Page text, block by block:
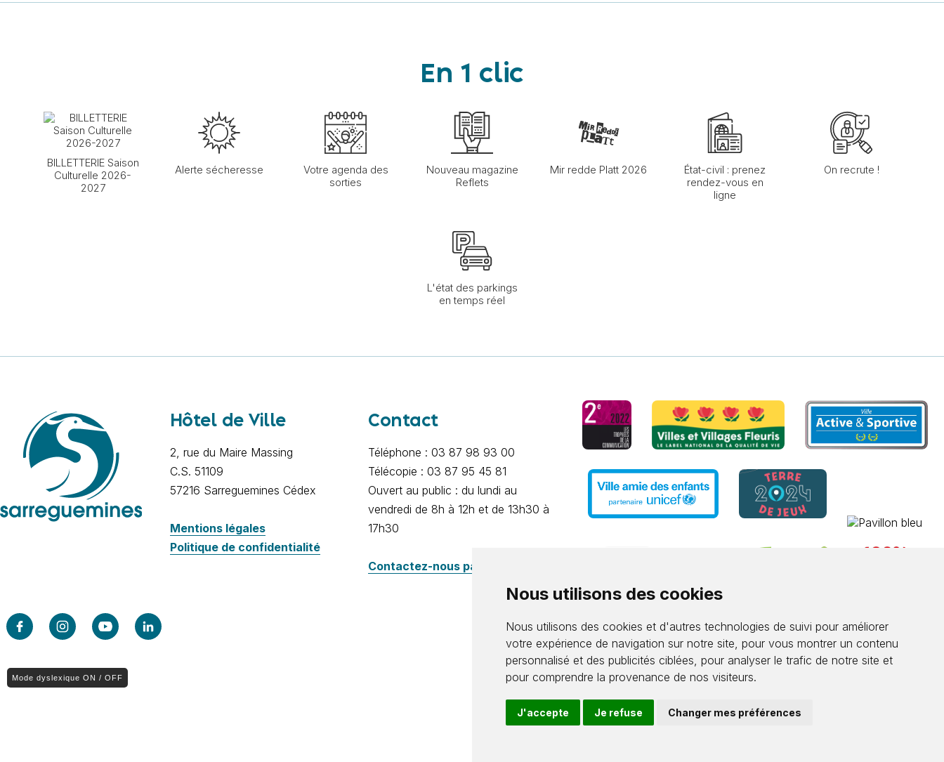
Nous utilisons des cookies
Nous utilisons des cookies et d'autres technologies de suivi pour améliorer
votre expérience de navigation sur notre site, pour vous montrer un contenu
personnalisé et des publicités ciblées, pour analyser le trafic de notre site et
pour comprendre la provenance de nos visiteurs.
J'accepte Je refuse Changer mes préférences
En 1 clic
BILLETTERIE Saison
Culturelle 2026-
2027
Alerte sécheresse
Votre agenda des
sorties
Nouveau magazine
Reflets
Mir redde Platt 2026
État-civil : prenez
rendez-vous en
ligne
On recrute !
L'état des parkings
en temps réel
Hôtel de Ville
2, rue du Maire Massing
C.S. 51109
57216 Sarreguemines Cédex
Mentions légales
Politique de confidentialité
Contact
Téléphone : 03 87 98 93 00
Télécopie : 03 87 95 45 81
Ouvert au public : du lundi au
vendredi de 8h à 12h et de 13h30 à
17h30
Contactez-nous par e-mail
Mode dyslexique ON / OFF